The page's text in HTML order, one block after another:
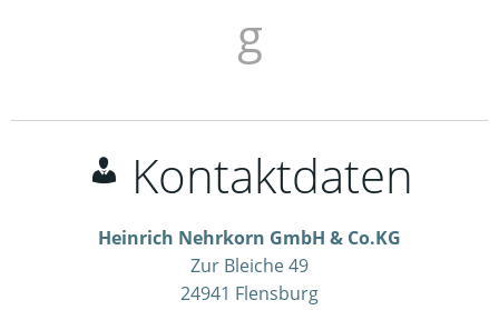
g
Kontaktdaten
Heinrich Nehrkorn GmbH & Co.KG
Zur Bleiche 49
24941 Flensburg